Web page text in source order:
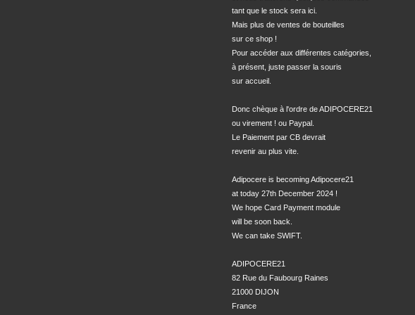
tant que le stock sera ici.
Mais plus de ventes de bouteilles
sur ce shop !
Pour accéder aux différentes catégories,
à présent, juste passer la souris
sur accueil.
Donc chèque à l'ordre de ADIPOCERE21
ou virement ! ou Paypal.
Le Paiement par CB devrait
revenir au plus vite.
Adipocere is becoming Adipocere21
at today 27th December 2024 !
We hope Card Payment module
will be soon back.
We can take SWIFT.
ADIPOCERE21
82 Rue du Faubourg Raines
21000 DIJON
France